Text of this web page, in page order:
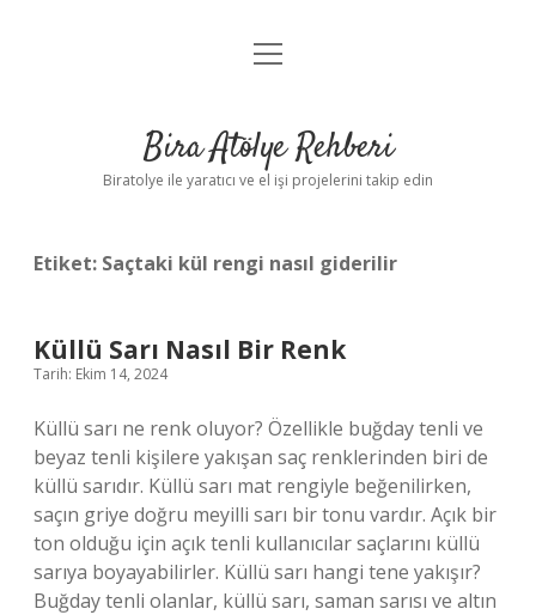
Anasayfa
Yasal Uyarı
menüyü
Bira Atölye Rehberi
Biratolye ile yaratıcı ve el işi projelerini takip edin
Etiket: Saçtaki kül rengi nasıl giderilir
Küllü Sarı Nasıl Bir Renk
Tarih: Ekim 14, 2024
Küllü sarı ne renk oluyor? Özellikle buğday tenli ve
beyaz tenli kişilere yakışan saç renklerinden biri de
küllü sarıdır. Küllü sarı mat rengiyle beğenilirken,
saçın griye doğru meyilli sarı bir tonu vardır. Açık bir
ton olduğu için açık tenli kullanıcılar saçlarını küllü
sarıya boyayabilirler. Küllü sarı hangi tene yakışır?
Buğday tenli olanlar, küllü sarı, saman sarısı ve altın